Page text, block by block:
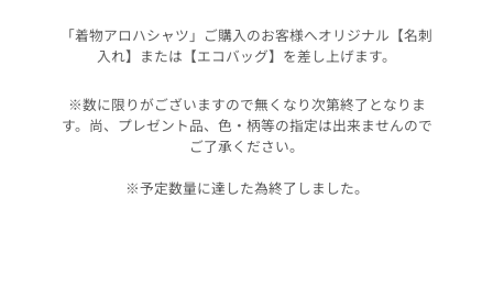
「着物アロハシャツ」ご購入のお客様へオリジナル【名刺
入れ】または【エコバッグ】を差し上げます。
※数に限りがございますので無くなり次第終了となりま
す。尚、プレゼント品、色・柄等の指定は出来ませんので
ご了承ください。
※予定数量に達した為終了しました。